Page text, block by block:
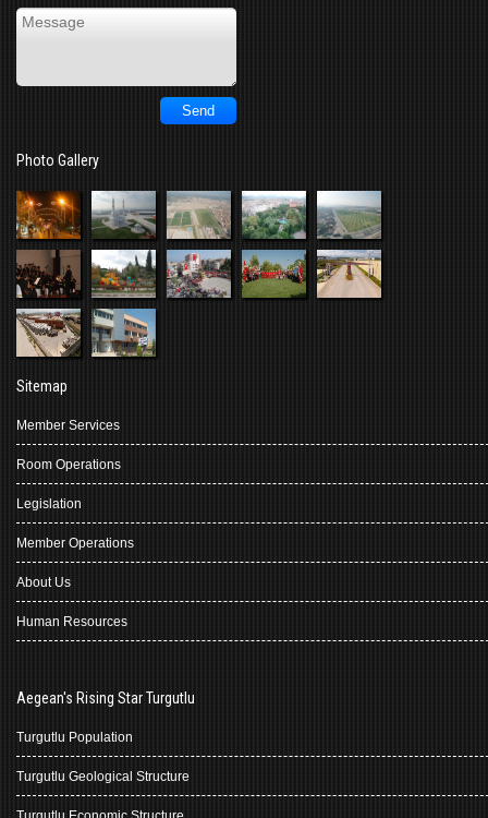
Photo Gallery
Sitemap
Member Services
Room Operations
Legislation
Member Operations
About Us
Human Resources
Aegean's Rising Star Turgutlu
Turgutlu Population
Turgutlu Geological Structure